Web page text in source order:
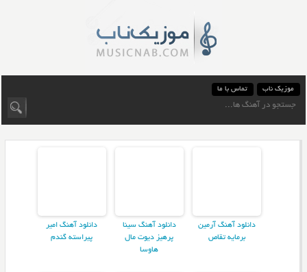
موزیک ناب تماس با ما
دانلود آهنگ آرمین
برمایه تقاص
دانلود آهنگ سینا
پرهیز دیوت مال
هاوسا
دانلود آهنگ امیر
پیراسته گندم